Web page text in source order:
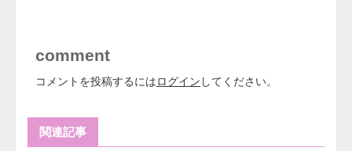
comment
コメントを投稿するにはログイン してください。
関連記事